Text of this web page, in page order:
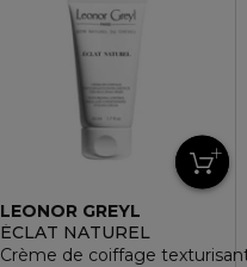
LEONOR GREYL
ÉCLAT NATUREL
Crème de coiffage